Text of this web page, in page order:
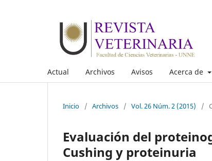
Actual Archivos Avisos Acerca de
Inicio / Archivos / Vol. 26 Núm. 2 (2015) /
Evaluación del
Cushing y proteinuria